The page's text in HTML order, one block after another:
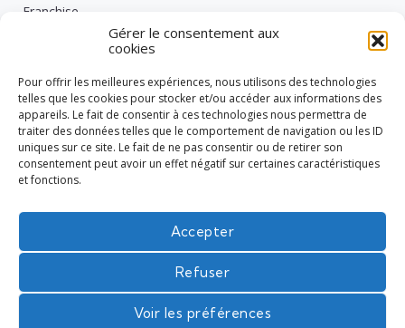
Gérer le consentement aux
cookies
Pour offrir les meilleures expériences, nous utilisons des technologies
telles que les cookies pour stocker et/ou accéder aux informations des
appareils. Le fait de consentir à ces technologies nous permettra de
traiter des données telles que le comportement de navigation ou les ID
uniques sur ce site. Le fait de ne pas consentir ou de retirer son
consentement peut avoir un effet négatif sur certaines caractéristiques
et fonctions.
Accepter
Refuser
Voir les préférences
Franchise
Intérimaire
Nos engagements RSE
Vie de groupe
Réglementation
Tech
L'intérim en toute confiance